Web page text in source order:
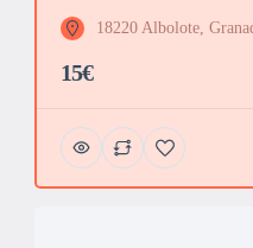
18220 Albolote,
15€